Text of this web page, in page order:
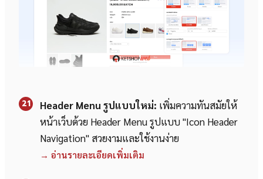
21 Header Menu รูปแบบใหม่: เพิ่มความทันสมัยให้
หน้าเว็บด้วย Header Menu รูปแบบ "Icon Header
Navigation" สวยงามและใช้งานง่าย
→ อ่านรายละเอียดเพิ่มเติม